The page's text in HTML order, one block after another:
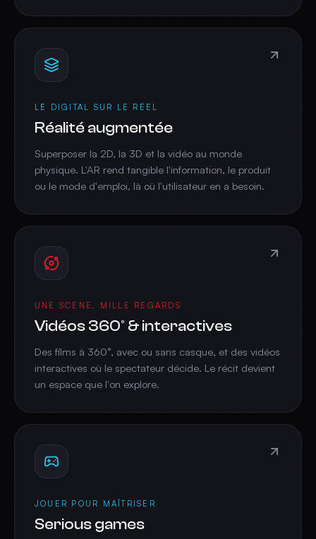
LE DIGITAL SUR LE RÉEL
Réalité augmentée
Superposer la 2D, la 3D et la vidéo au monde
physique. L'AR rend tangible l'information, le produit
ou le mode d'emploi, là où l'utilisateur en a besoin.
UNE SCÈNE, MILLE REGARDS
Vidéos 360° & interactives
Des films à 360°, avec ou sans casque, et des vidéos
interactives où le spectateur décide. Le récit devient
un espace que l'on explore.
JOUER POUR MAÎTRISER
Serious games